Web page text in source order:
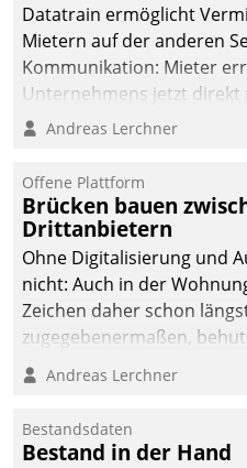
Datatrain ermöglicht
Mietern auf der anderen
Kommunikation: Mieter
Unternehmens jetzt direkt
Mitarbeiter oder
Andreas Lerchner
Offene Plattform
Brücken bauen
Drittanbietern
Ohne Digitalisierung und
nicht: Auch in der
Zeichen daher schon
zugegebenermaßen,
Branchen.
Andreas Lerchner
Bestandsdaten
Bestand in der Hand